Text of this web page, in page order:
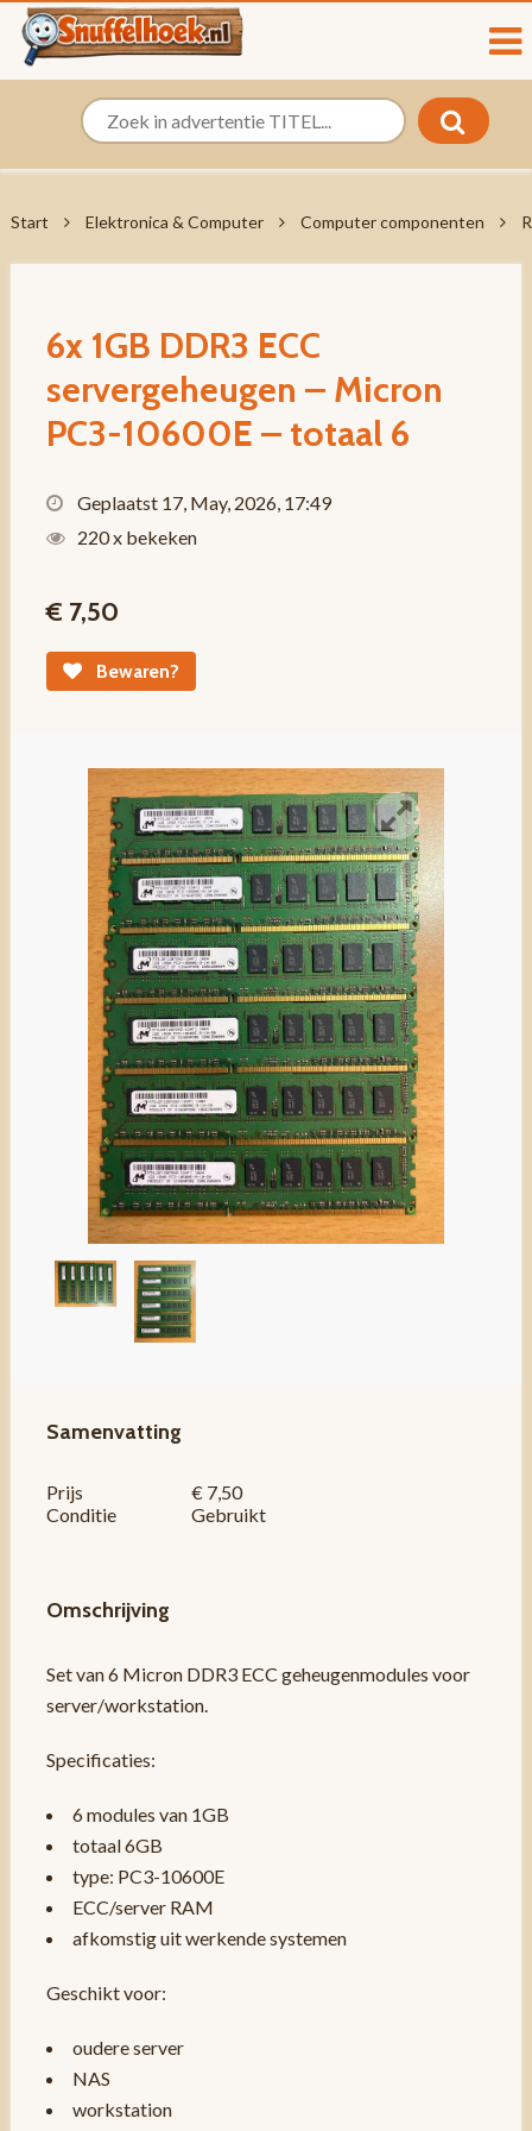
Start Elektronica & Computer Computer componenten
6x 1GB DDR3 ECC
servergeheugen – Micron
PC3-10600E – totaal 6
Geplaatst 17, May, 2026, 17:49
220 x bekeken
€ 7,50
Bewaren?
Samenvatting
Prijs
€ 7,50
Conditie
Gebruikt
Omschrijving
Set van 6 Micron DDR3 ECC geheugenmodules voor
server/workstation.
Specificaties:
6 modules van 1GB
totaal 6GB
type: PC3-10600E
ECC/server RAM
afkomstig uit werkende systemen
Geschikt voor:
oudere server
NAS
workstation